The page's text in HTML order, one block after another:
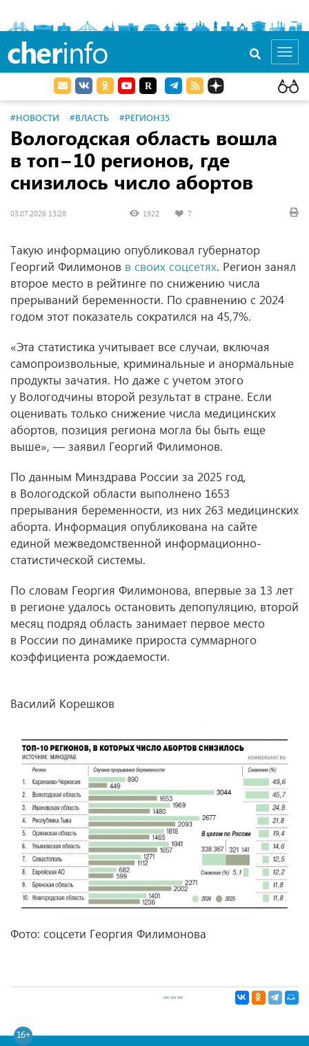
cherinfo
#НОВОСТИ #ВЛАСТЬ #РЕГИОН35
Вологодская область вошла
в топ−10 регионов, где
снизилось число абортов
03.07.2026 13:28 1922 7
Такую информацию опубликовал губернатор
Георгий Филимонов в своих соцсетях. Регион занял
второе место в рейтинге по снижению числа
прерываний беременности. По сравнению с 2024
годом этот показатель сократился на 45,7%.
«Эта статистика учитывает все случаи, включая
самопроизвольные, криминальные и анормальные
продукты зачатия. Но даже с учетом этого
у Вологодчины второй результат в стране. Если
оценивать только снижение числа медицинских
абортов, позиция региона могла бы быть еще
выше», — заявил Георгий Филимонов.
По данным Минздрава России за 2025 год,
в Вологодской области выполнено 1653
прерывания беременности, из них 263 медицинских
аборта. Информация опубликована на сайте
единой межведомственной информационно-
статистической системы.
По словам Георгия Филимонова, впервые за 13 лет
в регионе удалось остановить депопуляцию, второй
месяц подряд область занимает первое место
в России по динамике прироста суммарного
коэффициента рождаемости.
Василий Корешков
Фото: соцсети Георгия Филимонова
16+